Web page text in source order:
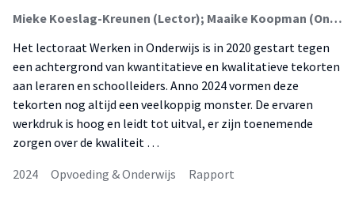
Mieke Koeslag-Kreunen (Lector); Maaike Koopman (Onderzoeker); Patricia Brouwer (Onderzoeker); Tamar Tas (Onderzoeker); Angela de Jong (Onderzoeker); Jantine Kuiken; La'shan Lewis
Het lectoraat Werken in Onderwijs is in 2020 gestart tegen
een achtergrond van kwantitatieve en kwalitatieve tekorten
aan leraren en schoolleiders. Anno 2024 vormen deze
tekorten nog altijd een veelkoppig monster. De ervaren
werkdruk is hoog en leidt tot uitval, er zijn toenemende
zorgen over de kwaliteit …
2024
Opvoeding & Onderwijs Rapport